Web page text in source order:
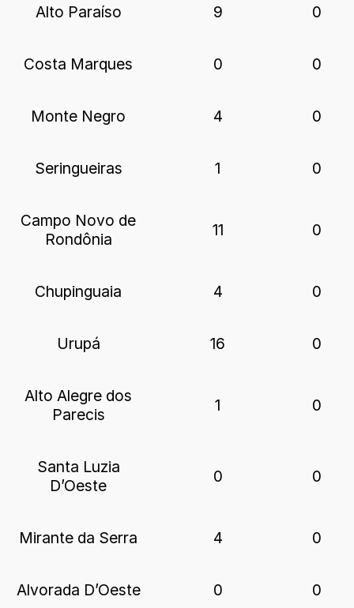
Alto Paraíso 9 0
Costa Marques 0 0
Monte Negro 4 0
Seringueiras 1 0
Campo Novo de
Rondônia
11 0
Chupinguaia 4 0
Urupá 16 0
Alto Alegre dos
Parecis
1 0
Santa Luzia
D’Oeste
0 0
Mirante da Serra 4 0
Alvorada D’Oeste 0 0